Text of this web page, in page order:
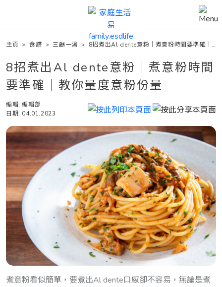
主頁 >食譜 >三餸一湯 > 8招煮出Al dente意粉｜煮意粉時間要準確｜
8招煮出Al dente意粉｜煮意粉時間
要準確｜教你量度意粉份量
編輯: 編輯部
日期: 04.01.2023
煮意粉看似簡單，要煮出Al dente口感卻不容易，無論是煮